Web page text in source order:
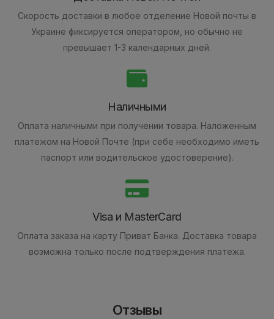
Скорость доставки в любое отделение Новой почты в
Украине фиксируется оператором, но обычно не
превышает 1-3 календарных дней.
Наличными
Оплата наличными при получении товара. Наложенным
платежом на Новой Почте (при себе необходимо иметь
паспорт или водительское удостоверение).
Visa и MasterCard
Оплата заказа на карту Приват Банка. Доставка товара
возможна только после подтверждения платежа.
Отзывы